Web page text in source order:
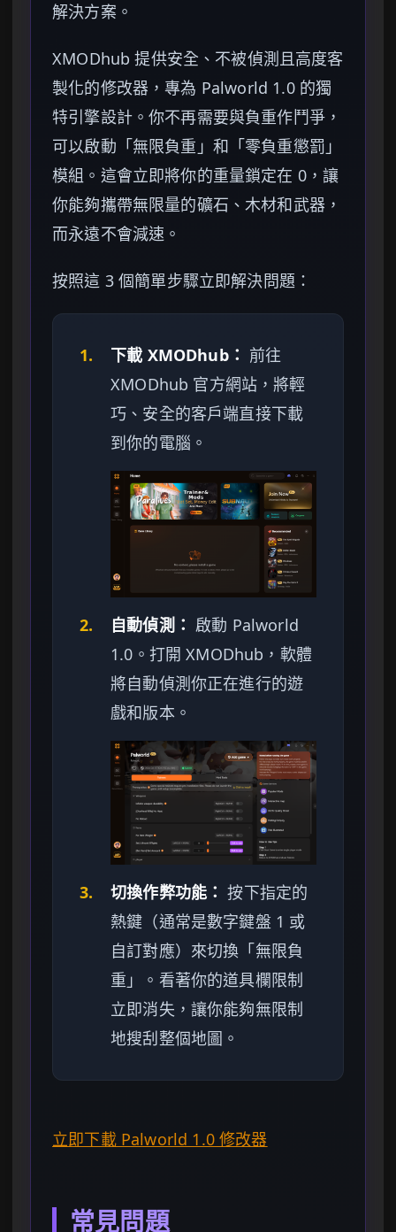
解決方案。
XMODhub 提供安全、不被偵測且高度客
製化的修改器，專為 Palworld 1.0 的獨
特引擎設計。你不再需要與負重作鬥爭，
可以啟動「無限負重」和「零負重懲罰」
模組。這會立即將你的重量鎖定在 0，讓
你能夠攜帶無限量的礦石、木材和武器，
而永遠不會減速。
按照這 3 個簡單步驟立即解決問題：
1. 下載 XMODhub： 前往
XMODhub 官方網站，將輕
巧、安全的客戶端直接下載
到你的電腦。
2. 自動偵測： 啟動 Palworld
1.0。打開 XMODhub，軟體
將自動偵測你正在進行的遊
戲和版本。
3. 切換作弊功能： 按下指定的
熱鍵（通常是數字鍵盤 1 或
自訂對應）來切換「無限負
重」。看著你的道具欄限制
立即消失，讓你能夠無限制
地搜刮整個地圖。
立即下載 Palworld 1.0 修改器
常見問題